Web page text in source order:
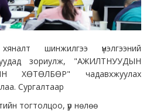
шинжилгээ үнэлгээний
зориулж, "АЖИЛТНУУДЫН
ХӨТӨЛБӨР" чадавхжуулах
Сургалтаар
тогтолцоо, үр нөлөө